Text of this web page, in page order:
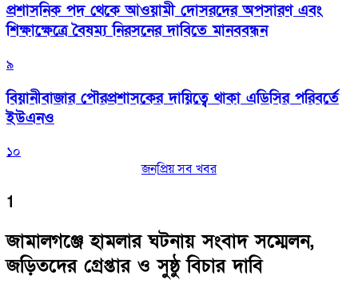
প্রশাসনিক পদ থেকে আওয়ামী দোসরদের অপসারণ এবং
শিক্ষাক্ষেত্রে বৈষম্য নিরসনের দাবিতে মানববন্ধন
৯
বিয়ানীবাজার পৌরপ্রশাসকের দায়িত্বে থাকা এডিসির পরিবর্তে
ইউএনও
১০
জনপ্রিয় সব খবর
1
জামালগঞ্জে হামলার ঘটনায় সংবাদ সম্মেলন,
জড়িতদের গ্রেপ্তার ও সুষ্ঠু বিচার দাবি